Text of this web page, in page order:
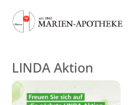
LINDA Aktion